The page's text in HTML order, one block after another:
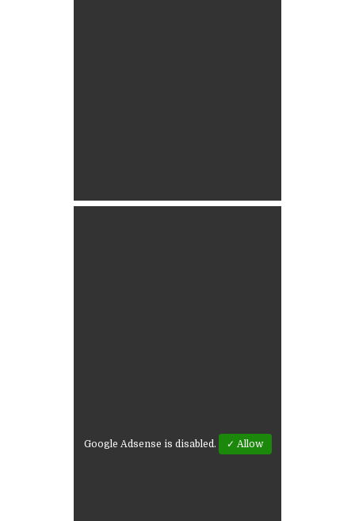
Google Adsense is disabled. ✓ Allow